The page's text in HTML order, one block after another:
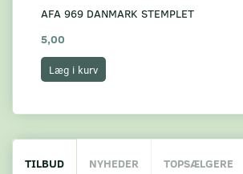
AFA 969 DANMARK STEMPLET
5,00
Læg i kurv
TILBUD NYHEDER TOPSÆLGERE